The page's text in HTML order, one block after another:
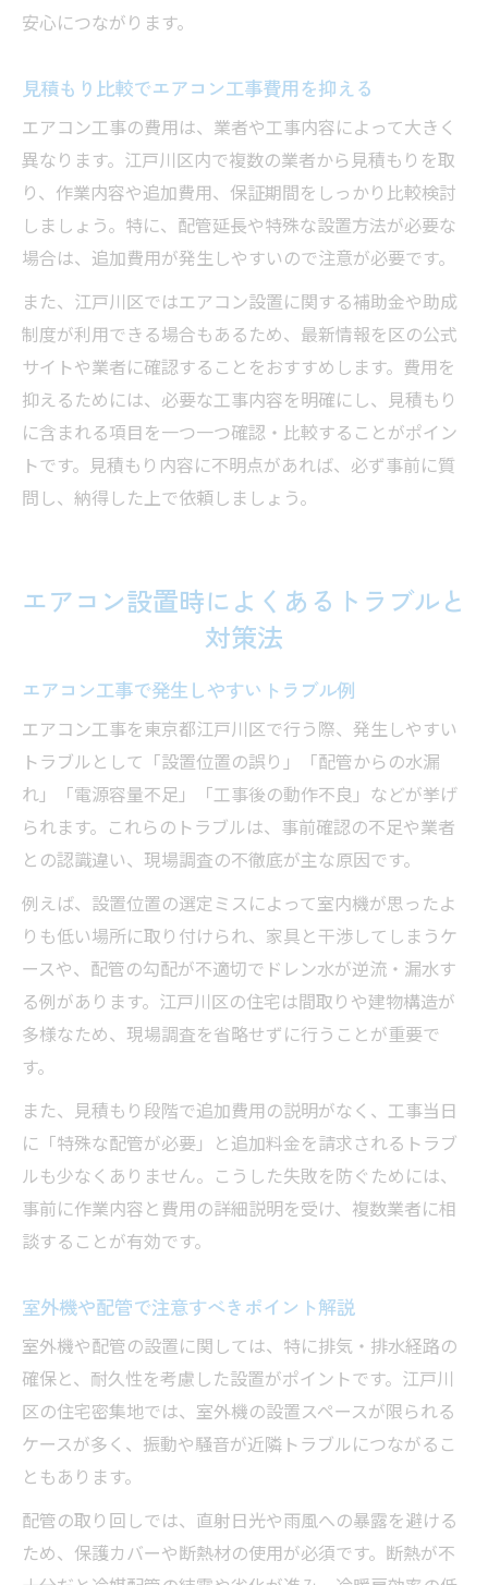
安心につながります。
見積もり比較でエアコン工事費用を抑える
エアコン工事の費用は、業者や工事内容によって大きく
異なります。江戸川区内で複数の業者から見積もりを取
り、作業内容や追加費用、保証期間をしっかり比較検討
しましょう。特に、配管延長や特殊な設置方法が必要な
場合は、追加費用が発生しやすいので注意が必要です。
また、江戸川区ではエアコン設置に関する補助金や助成
制度が利用できる場合もあるため、最新情報を区の公式
サイトや業者に確認することをおすすめします。費用を
抑えるためには、必要な工事内容を明確にし、見積もり
に含まれる項目を一つ一つ確認・比較することがポイン
トです。見積もり内容に不明点があれば、必ず事前に質
問し、納得した上で依頼しましょう。
エアコン設置時によくあるトラブルと
対策法
エアコン工事で発生しやすいトラブル例
エアコン工事を東京都江戸川区で行う際、発生しやすい
トラブルとして「設置位置の誤り」「配管からの水漏
れ」「電源容量不足」「工事後の動作不良」などが挙げ
られます。これらのトラブルは、事前確認の不足や業者
との認識違い、現場調査の不徹底が主な原因です。
例えば、設置位置の選定ミスによって室内機が思ったよ
りも低い場所に取り付けられ、家具と干渉してしまうケ
ースや、配管の勾配が不適切でドレン水が逆流・漏水す
る例があります。江戸川区の住宅は間取りや建物構造が
多様なため、現場調査を省略せずに行うことが重要で
す。
また、見積もり段階で追加費用の説明がなく、工事当日
に「特殊な配管が必要」と追加料金を請求されるトラブ
ルも少なくありません。こうした失敗を防ぐためには、
事前に作業内容と費用の詳細説明を受け、複数業者に相
談することが有効です。
室外機や配管で注意すべきポイント解説
室外機や配管の設置に関しては、特に排気・排水経路の
確保と、耐久性を考慮した設置がポイントです。江戸川
区の住宅密集地では、室外機の設置スペースが限られる
ケースが多く、振動や騒音が近隣トラブルにつながるこ
ともあります。
配管の取り回しでは、直射日光や雨風への暴露を避ける
ため、保護カバーや断熱材の使用が必須です。断熱が不